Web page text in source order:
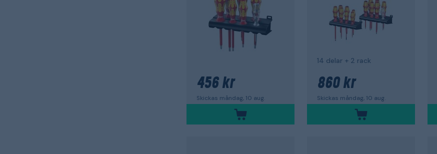
456 kr
Skickas måndag, 10 aug.
14 delar + 2 rack
860 kr
Skickas måndag, 10 aug.